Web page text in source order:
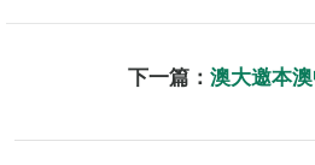
下一篇： 澳大邀本